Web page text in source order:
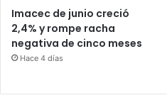
Imacec de junio creció
2,4% y rompe racha
negativa de cinco meses
Hace 4 días